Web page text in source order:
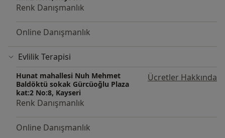
Renk Danışmanlık
Online Danışmanlık
Evlilik Terapisi
Hunat mahallesi Nuh Mehmet
Baldöktü sokak Gürcüoğlu Plaza
kat:2 No:8, Kayseri
Ücretler Hakkında
Renk Danışmanlık
Online Danışmanlık